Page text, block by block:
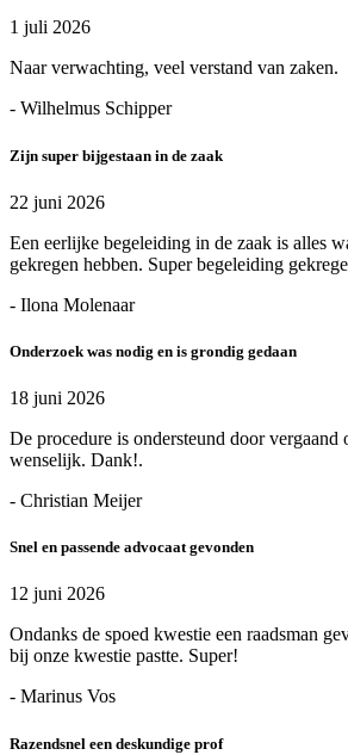
1 juli 2026
Naar verwachting, veel verstand van zaken.
- Wilhelmus Schipper
Zijn super bijgestaan in de zaak
22 juni 2026
Een eerlijke begeleiding in de zaak is alles
gekregen hebben. Super begeleiding
- Ilona Molenaar
Onderzoek was nodig en is grondig gedaan
18 juni 2026
De procedure is ondersteund door vergaand
wenselijk. Dank!.
- Christian Meijer
Snel en passende advocaat gevonden
12 juni 2026
Ondanks de spoed kwestie een raadsman
bij onze kwestie pastte. Super!
- Marinus Vos
Razendsnel een deskundige prof